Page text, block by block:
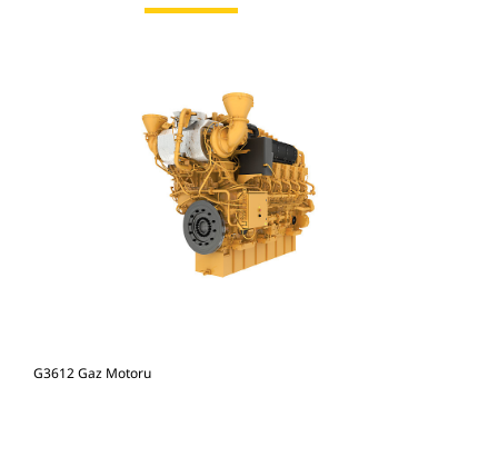
G3612 Gaz Motoru